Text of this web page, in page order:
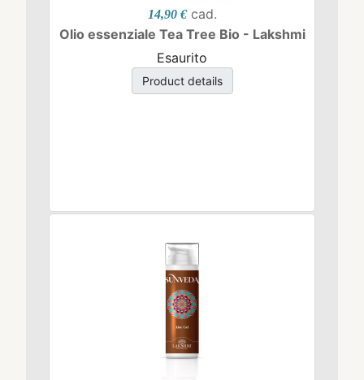
14,90 € cad.
Olio essenziale Tea Tree Bio - Lakshmi
Esaurito
Product details